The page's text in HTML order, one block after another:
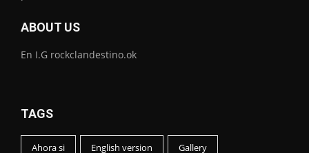
ABOUT US
En I.G rockclandestino.ok
TAGS
Ahora si English version Gallery